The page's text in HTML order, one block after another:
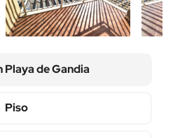
Playa de Gandia
Piso